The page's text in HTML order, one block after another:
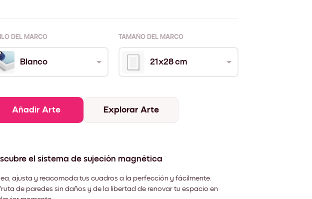
DEL MARCO TAMAÑO DEL MARCO
Blanco 21x28 cm
Añadir Arte Explorar Arte
el sistema de sujeción magnética
ajusta y reacomoda tus cuadros a la perfección y fácilmente.
de paredes sin daños y de la libertad de renovar tu espacio en